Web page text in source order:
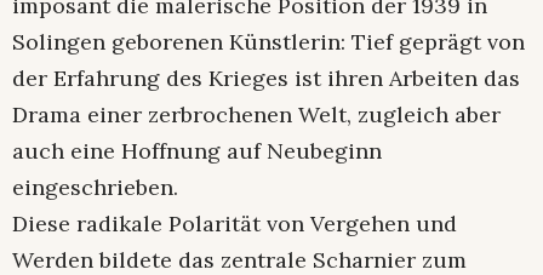
Solingen geborenen Künstlerin: Tief geprägt von
der Erfahrung des Krieges ist ihren Arbeiten das
Drama einer zerbrochenen Welt, zugleich aber
auch eine Hoffnung auf Neubeginn
eingeschrieben.
Diese radikale Polarität von Vergehen und
Werden bildete das zentrale Scharnier zum